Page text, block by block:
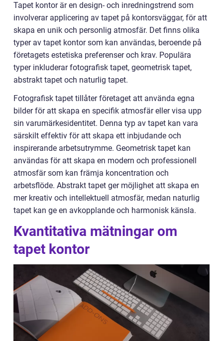
Tapet kontor är en design- och inredningstrend som
involverar applicering av tapet på kontorsväggar, för att
skapa en unik och personlig atmosfär. Det finns olika
typer av tapet kontor som kan användas, beroende på
företagets estetiska preferenser och krav. Populära
typer inkluderar fotografisk tapet, geometrisk tapet,
abstrakt tapet och naturlig tapet.
Fotografisk tapet tillåter företaget att använda egna
bilder för att skapa en specifik atmosfär eller visa upp
sin varumärkesidentitet. Denna typ av tapet kan vara
särskilt effektiv för att skapa ett inbjudande och
inspirerande arbetsutrymme. Geometrisk tapet kan
användas för att skapa en modern och professionell
atmosfär som kan främja koncentration och
arbetsflöde. Abstrakt tapet ger möjlighet att skapa en
mer kreativ och intellektuell atmosfär, medan naturlig
tapet kan ge en avkopplande och harmonisk känsla.
Kvantitativa mätningar om
tapet kontor